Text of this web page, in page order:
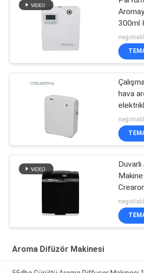
300ml
Wifi
hava
35dba
Aroma Difüzör Makinesi